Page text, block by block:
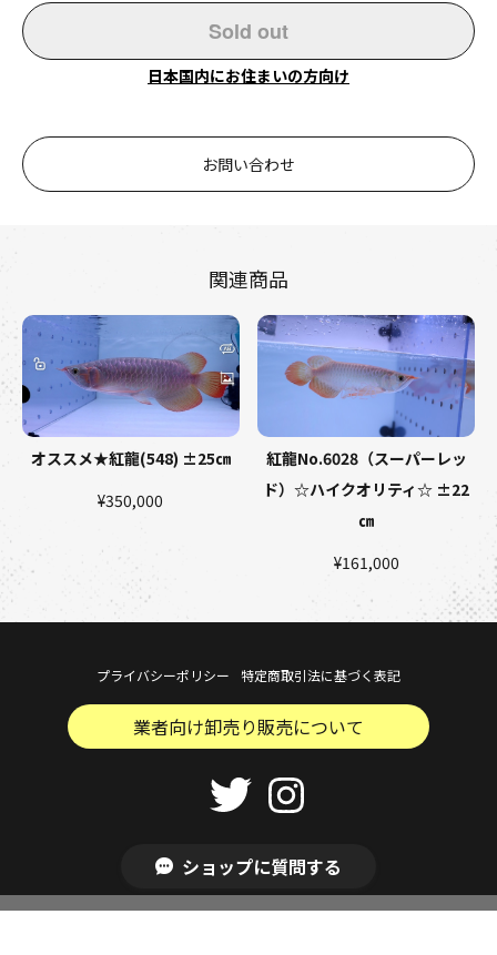
Sold out
日本国内にお住まいの方向け
お問い合わせ
関連商品
オススメ★紅龍(548) ±25㎝
¥350,000
紅龍No.6028（スーパーレッ
ド）☆ハイクオリティ☆ ±22
㎝
¥161,000
プライバシーポリシー 特定商取引法に基づく表記
業者向け卸売り販売について
Copyright © Aroholic . All Rights Reserved.
ショップに質問する